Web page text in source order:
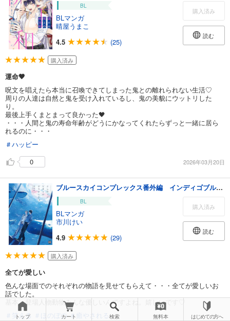
BL
BLマンガ
晴屋うまこ
4.5
(25)
購入済み
読む
購入済み
運命🖤
呪文を唱えたら本当に召喚できてしまった鬼との離れられない生活♡
周りの人達は自然と鬼を受け入れているし、鬼の美貌にウットリした
り。
最後上手くまとまって良かった🖤
・・・人間と鬼の寿命年齢がどうにかなってくれたらずっと一緒に居ら
れるのに・・・
＃ハッピー
0
2026年03月20日
ブルースカイコンプレックス番外編 インディゴブルーのグラデーション3
BL
BLマンガ
市川けい
4.9
(29)
購入済み
読む
購入済み
全てが愛しい
色んな場面でのそれぞれの物語を見せてもらえて・・・全てが愛しいお
話でした。
基本、登場人物動物みんな優しいんですよね。嬉しいです♡
＃笑える
＃ほのぼの ＃癒やされる
トップ カート 検索 無料本 はじめての方へ